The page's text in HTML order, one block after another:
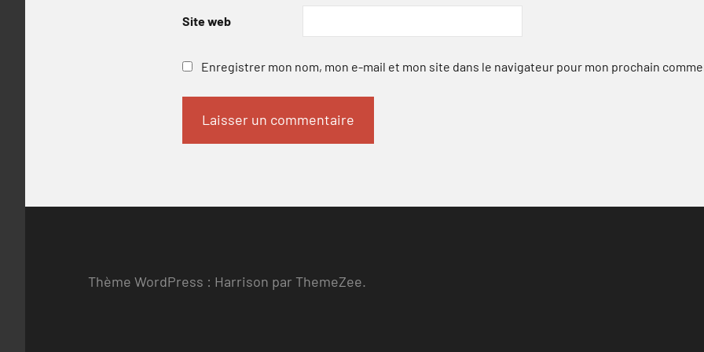
Site web
Enregistrer mon nom, mon e-mail et mon site dans le navigateur pour mon prochain
Thème WordPress : Harrison par ThemeZee.